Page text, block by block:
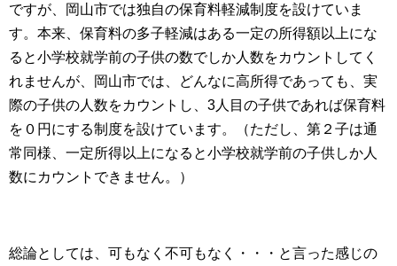
ですが、岡山市では独自の保育料軽減制度を設けていま
す。本来、保育料の多子軽減はある一定の所得額以上にな
ると小学校就学前の子供の数でしか人数をカウントしてく
れませんが、岡山市では、どんなに高所得であっても、実
際の子供の人数をカウントし、3人目の子供であれば保育料
を０円にする制度を設けています。（ただし、第２子は通
常同様、一定所得以上になると小学校就学前の子供しか人
数にカウントできません。）
総論としては、可もなく不可もなく・・・と言った感じの